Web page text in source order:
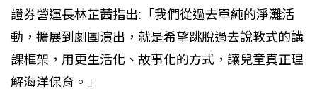
證券營運長林芷茜指出:「我們從過去單純的淨灘活
動，擴展到劇團演出，就是希望跳脫過去說教式的講
課框架，用更生活化、故事化的方式，讓兒童真正理
解海洋保育。」